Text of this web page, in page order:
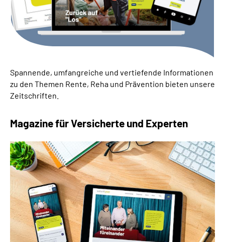
Suche
Language
Leichte Sprache
Spannende, umfangreiche und vertiefende Informationen
zu den Themen Rente, Reha und Prävention bieten unsere
Zeitschriften.
Magazine für Versicherte und Experten